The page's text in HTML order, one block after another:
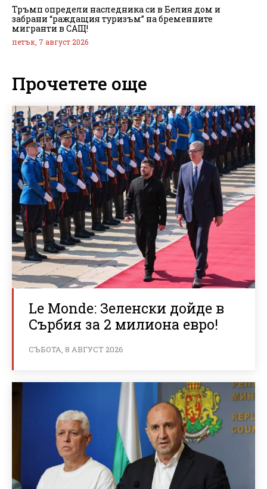
Тръмп определи наследника си в Белия дом и
забрани “раждащия туризъм” на бременните
мигранти в САЩ!
петък, 7 август 2026
Прочетете още
Le Monde: Зеленски дойде в
Сърбия за 2 милиона евро!
СЪБОТА, 8 АВГУСТ 2026